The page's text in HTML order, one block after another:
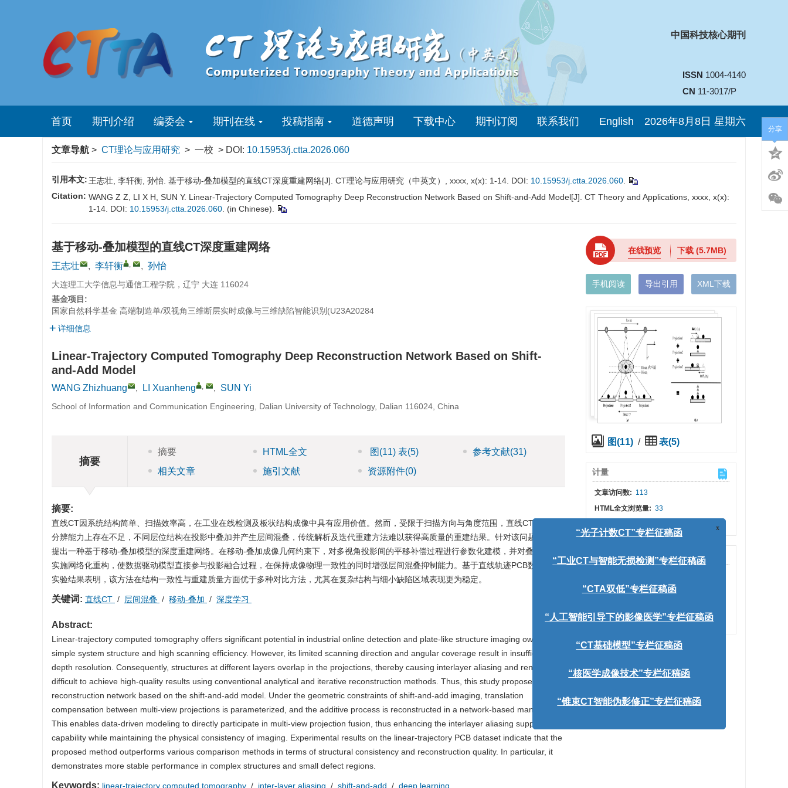
中国科技核心期刊
ISSN 1004-4140
CN 11-3017/P
首页 期刊介绍 编委会 期刊在线 投稿指南 道德声明 下载中心 期刊订阅 联系我们 English 2026年8月8日 星期六
文章导航 > CT理论与应用研究 > 一校 > DOI: 10.15953/j.ctta.2026.060
引用本文: 王志壮, 李轩衡, 孙怡. 基于移动-叠加模型的直线CT深度重建网络[J]. CT理论与应用研究（中英文）, xxxx, x(x): 1-14. DOI: 10.15953/j.ctta.2026.060
Citation: WANG Z Z, LI X H, SUN Y. Linear-Trajectory Computed Tomography Deep Reconstruction Network Based on Shift-and-Add Model[J]. CT Theory and Applications, xxxx, x(x):
1-14. DOI: 10.15953/j.ctta.2026.060 . (in Chinese).
基于移动-叠加模型的直线CT深度重建网络
王志壮 , 李轩衡 , , 孙怡
大连理工大学信息与通信工程学院，辽宁 大连 116024
基金项目:
国家自然科学基金 高端制造单/双视角三维断层实时成像与三维缺陷智能识别(U23A20284
详细信息
Linear-Trajectory Computed Tomography Deep Reconstruction Network Based on Shift-
and-Add Model
WANG Zhizhuang , LI Xuanheng , , SUN Yi
School of Information and Communication Engineering, Dalian University of Technology, Dalian 116024, China
摘要
摘要 HTML全文 图 (11) 表(5) 参考文献(31)
相关文章
施引文献 资源附件(0)
摘要:
直线CT因系统结构简单、扫描效率高，在工业在线检测及板状结构成像中具有应用价值。然而，受限于扫描方向与角度范围，直线CT在深度
分辨能力上存在不足，不同层位结构在投影中叠加并产生层间混叠，传统解析及迭代重建方法难以获得高质量的重建结果。针对该问题，本文
提出一种基于移动-叠加模型的深度重建网络。在移动-叠加成像几何约束下，对多视角投影间的平移补偿过程进行参数化建模，并对叠加过程
实施网络化重构，使数据驱动模型直接参与投影融合过程，在保持成像物理一致性的同时增强层间混叠抑制能力。基于直线轨迹PCB数据集的
实验结果表明，该方法在结构一致性与重建质量方面优于多种对比方法，尤其在复杂结构与细小缺陷区域表现更为稳定。
关键词: 直线CT / 层间混叠 / 移动-叠加 / 深度学习
Abstract:
Linear-trajectory computed tomography offers significant potential in industrial online detection and plate-like structure imaging owing to its
simple system structure and high scanning efficiency. However, its limited scanning direction and angular coverage result in insufficient
depth resolution. Consequently, structures at different layers overlap in the projections, thereby causing interlayer aliasing and rendering it
difficult to achieve high-quality results using conventional analytical and iterative reconstruction methods. Thus, this study proposes a deep
reconstruction network based on the shift-and-add model. Under the geometric constraints of shift-and-add imaging, translation
compensation between multi-view projections is parameterized, and the additive process is reconstructed in a network-based manner.
This enables data-driven modeling to directly participate in multi-view projection fusion, thus enhancing the interlayer aliasing suppression
capability while maintaining the physical consistency of imaging. Experimental results on the linear-trajectory PCB dataset indicate that the
proposed method outperforms various comparison methods in terms of structural consistency and reconstruction quality. In particular, it
demonstrates more stable performance in complex structures and small defect regions.
Keywords: linear-trajectory computed tomography / inter-layer aliasing / shift-and-add / deep learning
在线预览 下载(5.7MB)
手机阅读 导出引用 XML下载
图(11) / 表(5)
计量
文章访问数: 113
HTML全文浏览量: 33
出版历程
修回日期: 2026-04-26
网络出版日期: 2026-05-28
分享